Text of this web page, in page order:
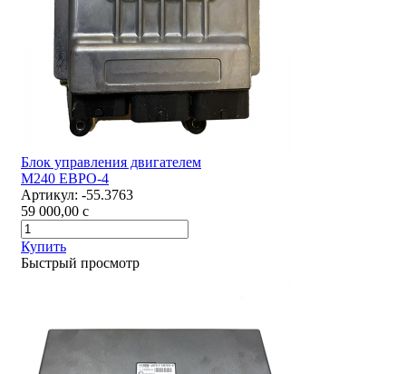
Блок управления двигателем
М240 ЕВРО-4
Артикул: -55.3763
59 000,00 c
Купить
Быстрый просмотр